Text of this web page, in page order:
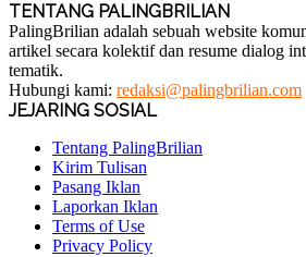
TENTANG PALINGBRILIAN
PalingBrilian adalah sebuah website
artikel secara kolektif dan resume dialog
tematik.
Hubungi kami: redaksi@palingbrilian.com
JEJARING SOSIAL
Tentang PalingBrilian
Kirim Tulisan
Pasang Iklan
Laporkan Iklan
Terms of Use
Privacy Policy